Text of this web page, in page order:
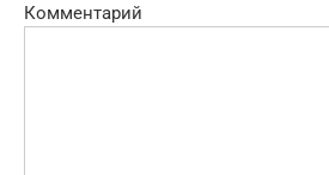
Комментарий